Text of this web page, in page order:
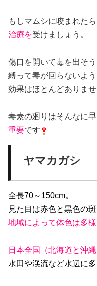
もしマムシに咬まれた
治療を受けましょう。
傷口を開いて毒を出そう
縛って毒が回らないよう
効果はほとんどありませ
毒素の廻りはそんなに早
重要です
ヤマカガシ
全長70～150cm。
見た目は赤色と黒色の
地域によって体色は多様
日本全国（北海道と沖縄
水田や渓流など水辺に